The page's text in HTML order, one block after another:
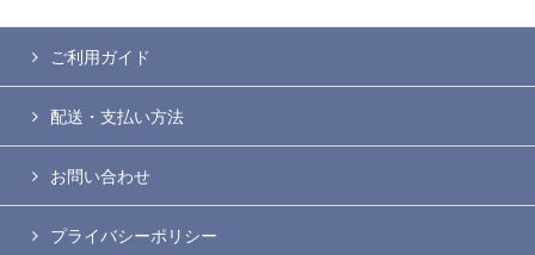
ご利用ガイド
配送・支払い方法
お問い合わせ
プライバシーポリシー